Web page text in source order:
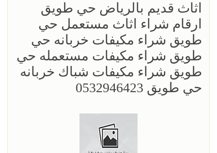
اثاث قديم بالرياض حي طويق
ارقام شراء اثاث مستعمل حي
طويق شراء مكيفات خربانه حي
طويق شراء مكيفات مستعمله حي
طويق شراء مكيفات شباك خربانه
حي طويق 0532946423